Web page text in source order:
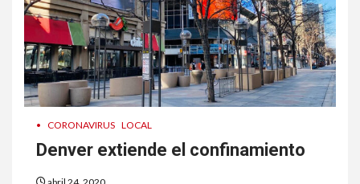
• CORONAVIRUS LOCAL
Denver extiende el confinamiento